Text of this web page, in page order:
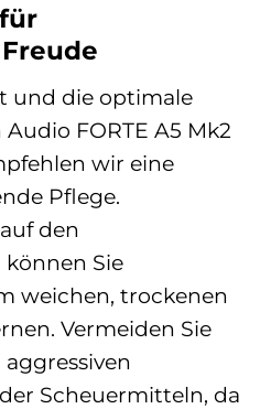
und die optimale
FORTE A5 Mk2
wir eine
Pflege.
den
Sie
weichen, trockenen
Vermeiden Sie
Scheuermitteln, da